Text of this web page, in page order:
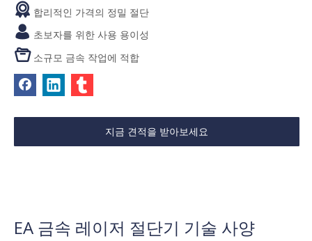
 합리적인 가격의 정밀 절단
 초보자를 위한 사용 용이성
소규모 금속 작업에 적합
지금 견적을 받아보세요
EA 금속 레이저 절단기 기술 사양